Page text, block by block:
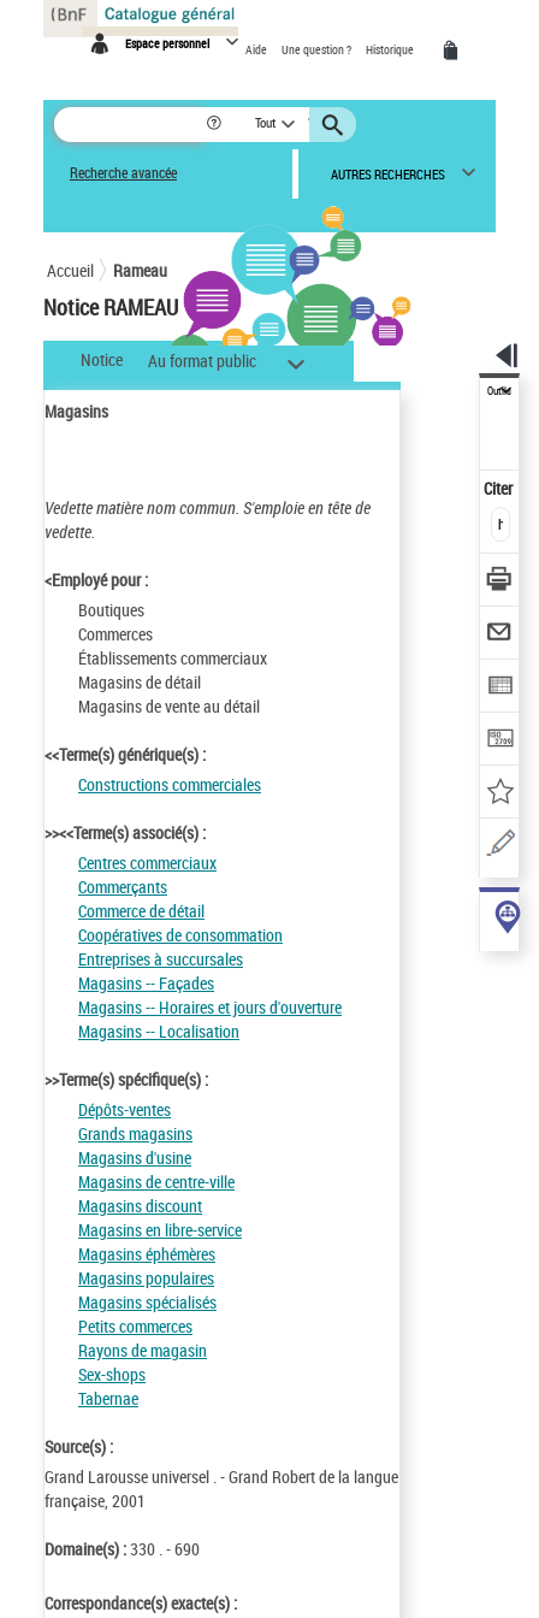
Espace personnel Aide Une question ? Historique
Tout
Recherche avancée AUTRES RECHERCHES
Accueil Rameau
Notice RAMEAU
Notice Au format public
Magasins
Vedette matière nom commun. S'emploie en tête de
vedette.
<Employé pour :
Boutiques
Commerces
Établissements commerciaux
Magasins de détail
Magasins de vente au détail
<<Terme(s) générique(s) :
Constructions commerciales
>><<Terme(s) associé(s) :
Centres commerciaux
Commerçants
Commerce de détail
Coopératives de consommation
Entreprises à succursales
Magasins -- Façades
Magasins -- Horaires et jours d'ouverture
Magasins -- Localisation
>>Terme(s) spécifique(s) :
Dépôts-ventes
Grands magasins
Magasins d'usine
Magasins de centre-ville
Magasins discount
Magasins en libre-service
Magasins éphémères
Magasins populaires
Magasins spécialisés
Petits commerces
Rayons de magasin
Sex-shops
Tabernae
Source(s) :
Grand Larousse universel . - Grand Robert de la langue
française, 2001
Domaine(s) :330 . - 690
Correspondance(s) exacte(s) :
Outils
Citer
Panneau de gestion des cookies